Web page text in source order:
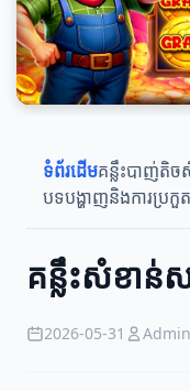
ទំព័រដើមគន្លឹះបាញ់តិច
បទបង្ហាញនិងការប្រកួត
គន្លឹះសំខាន់
2026-05-31 Admin